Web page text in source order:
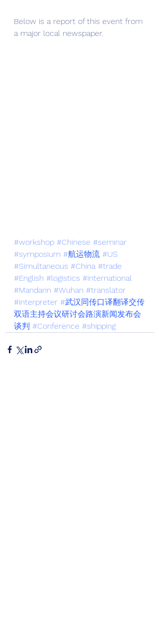
Below is a report of this event from
a major local newspaper.
#workshop #Chinese #seminar
#symposium #航运物流 #US
#Simultaneous #China #trade
#English #logistics #international
#Mandarin #Wuhan #translator
#interpreter #武汉同传口译翻译交传
双语主持会议研讨会路演新闻发布会
谈判 #Conference #shipping